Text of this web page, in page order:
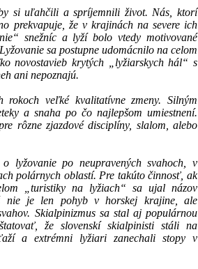
si uľahčili a spríjemnili život. Nás, ktorí
prekvapuje, že v krajinách na severe ich
snežníc a lyží bolo vtedy motivované
sa postupne udomácnilo na celom
novostavieb krytých „lyžiarskych hál“ s
ani nepoznajú.
rokoch veľké kvalitatívne zmeny. Silným
a snaha po čo najlepšom umiestnení.
rôzne zjazdové disciplíny, slalom, alebo
lyžovanie po neupravených svahoch, v
polárnych oblastí. Pre takúto činnosť, ak
„turistiky na lyžiach“ sa ujal názov
nie je len pohyb v horskej krajine, ale
Skialpinizmus sa stal aj populárnou
že slovenskí skialpinisti stáli na
a extrémni lyžiari zanechali stopy v